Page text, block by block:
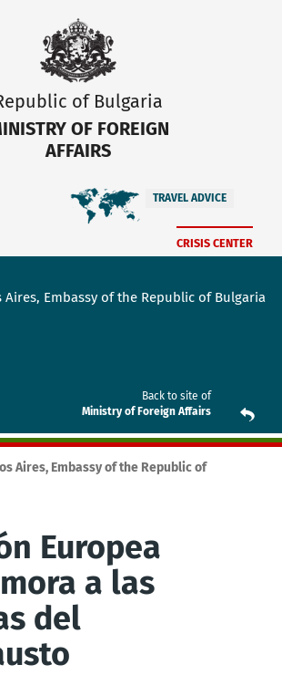
of Bulgaria
OF FOREIGN
AFFAIRS
TRAVEL ADVICE
CRISIS CENTER
Embassy of the Republic of Bulgaria
Back to site of
Ministry of Foreign Affairs
Aires, Embassy of the Republic of
Europea
a las
del